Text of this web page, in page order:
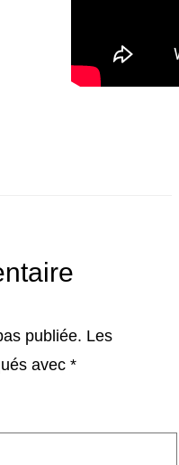
publiée. Les
avec *